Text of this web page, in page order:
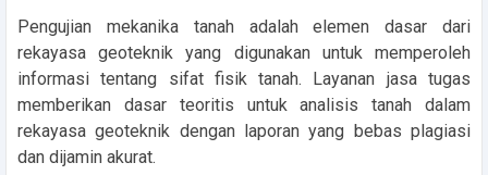
Pengujian mekanika tanah adalah elemen dasar dari
rekayasa geoteknik yang digunakan untuk memperoleh
informasi tentang sifat fisik tanah. Layanan jasa tugas
memberikan dasar teoritis untuk analisis tanah dalam
rekayasa geoteknik dengan laporan yang bebas plagiasi
dan dijamin akurat.